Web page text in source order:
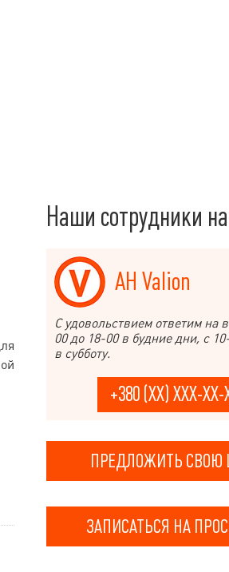
Наши сотрудники
АН Valion
С удовольствием ответим на
00 до 18-00 в будние дни, с
в субботу.
+380 (XX) XXX-XX-
ПРЕДЛОЖИТЬ СВОЮ
ЗАПИСАТЬСЯ НА